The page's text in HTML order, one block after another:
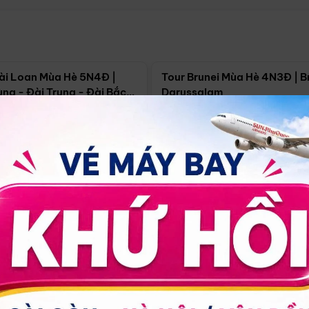
Loan Mùa Hè 5N4Đ |
- Đài Trung - Đài Bắc
18/09
Tour Brunei Mùa Hè 4N3Đ |
Darussalam
Hồ Chí Minh 4N3Đ
30/08 17/09 24/09
14.499.000đ Xem chi